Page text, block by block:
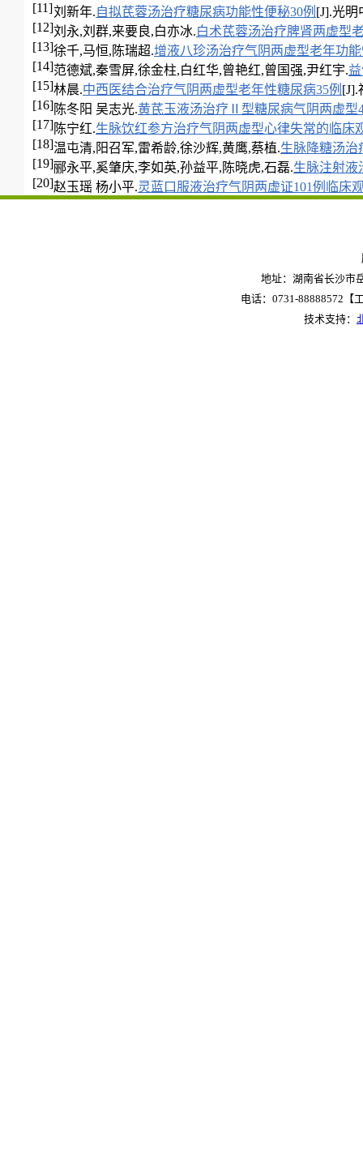
[11]刘新年.自拟芪蓉汤治疗糖尿病功能性便秘30例 [J].光明
[12]刘永,刘群,来要良,白亦冰.白术芪蓉汤治疗脾肾两虚型
[13]徐千,马恒,陈瑞超.增液八珍汤治疗气阴两虚型老年功
[14]范德斌,秦雪屏,徐金柱,白红华,曾艳红,曾国强,尹红宇.
[15]林晨.中西医结合治疗气阴两虚型老年性糖尿病35例 [J].
[16]陈冬阳 吴志光.黄芪玉液汤治疗Ⅱ型糖尿病气阴两虚型
[17]陈宁红.生脉饮红参方治疗气阴两虚型心律失常的临床
[18]温屯清,阳召军,雷希龄,徐沙辉,黄鹰,蔡植.生脉降糖汤治
[19]郦永平,奚肇庆,李如英,孙益平,陈晓虎,石磊.生脉注射液
[20]赵玉瑶 杨小平.灵蓝口服液治疗气阴两虚证101例临床
地址：湖南省长沙市
电话：0731-88888572【
技术支持：